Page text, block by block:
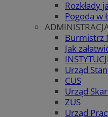
Rozkłady
Pogoda w
Burmistrz
Jak
Urząd
CUS
Urząd
ZUS
Urząd